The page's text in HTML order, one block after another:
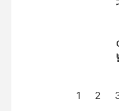
1 2